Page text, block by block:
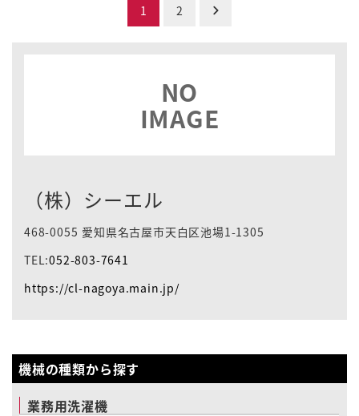
り
1 2
NO
IMAGE
（株）シーエル
468-0055 愛知県名古屋市天白区池場1-1305
TEL:052-803-7641
https://cl-nagoya.main.jp/
機械の種類から探す
業務用洗濯機